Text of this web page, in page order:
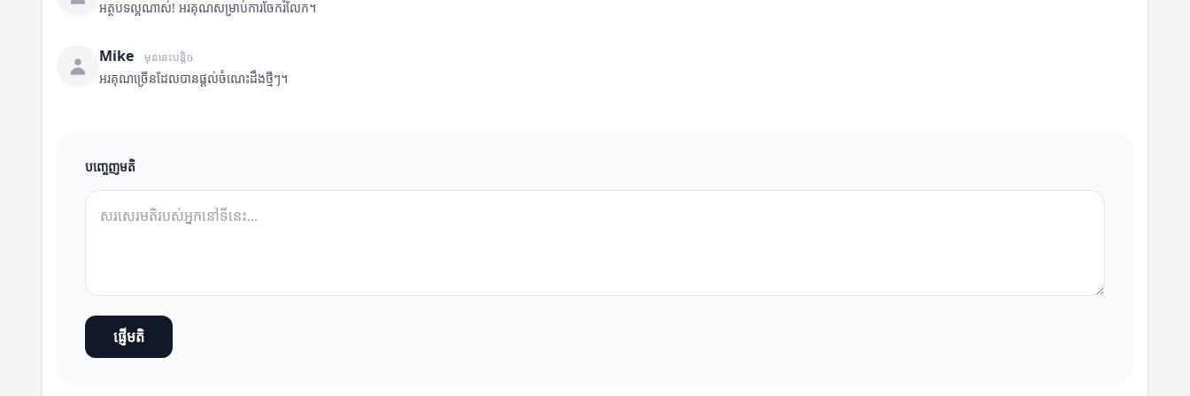
អត្ថបទល្អណាស់! អរគុណសម្រាប់ការចែករំលែក។
Mike មុននេះបន្តិច
អរគុណច្រើនដែលបានផ្តល់ចំណេះដឹងថ្មីៗ។
បញ្ចេញមតិ
ផ្ញើមតិ